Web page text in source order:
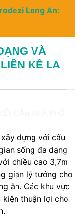
Long An:
VÀ
KỀ LA
dựng với cấu
sống đa dạng
chiều cao 3,7m
gian lý tưởng cho
ăn. Các khu vực
thuận lợi cho